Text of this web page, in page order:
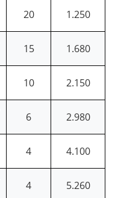
20 1.250
15 1.680
10 2.150
6 2.980
4 4.100
4 5.260